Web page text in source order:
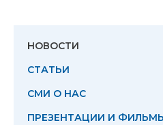
НОВОСТИ
СТАТЬИ
СМИ О НАС
ПРЕЗЕНТАЦИИ И